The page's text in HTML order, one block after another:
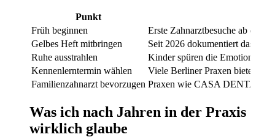
Punkt
Früh beginnen
Erste Zahnarztbesuche ab dem
Gelbes Heft mitbringen
Seit 2026 dokumentiert das
Ruhe ausstrahlen
Kinder spüren die Emotionen
Kennenlerntermin wählen
Viele Berliner Praxen bieten
Familienzahnarzt bevorzugen Praxen wie CASA DENTALIS
Was ich nach Jahren in der Praxis
wirklich glaube